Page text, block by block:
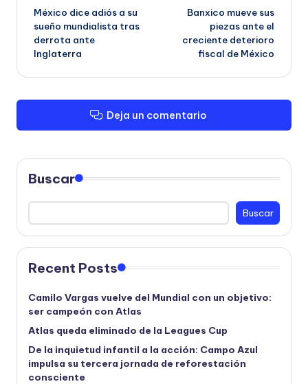
de
entradas
México dice adiós a su
sueño mundialista tras
derrota ante
Inglaterra
Banxico mueve sus
piezas ante el
creciente deterioro
fiscal de México
Deja un comentario
Buscar
Buscar
Recent Posts
Camilo Vargas vuelve del Mundial con un objetivo:
ser campeón con Atlas
Atlas queda eliminado de la Leagues Cup
De la inquietud infantil a la acción: Campo Azul
impulsa su tercera jornada de reforestación
consciente